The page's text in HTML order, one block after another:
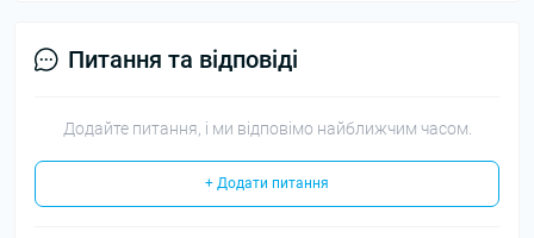
Питання та відповіді
Додайте питання, і ми відповімо найближчим часом.
+ Додати питання